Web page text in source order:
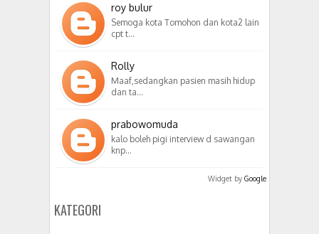
roy bulur
Semoga kota Tomohon dan kota2 lain
cpt t…
Rolly
Maaf,sedangkan pasien masih hidup
dan ta…
prabowomuda
kalo boleh pigi interview d sawangan
knp…
Widget by Google
KATEGORI